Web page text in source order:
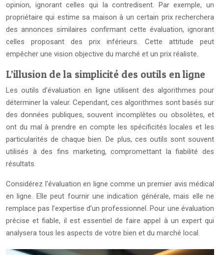
opinion, ignorant celles qui la contredisent. Par exemple, un
propriétaire qui estime sa maison à un certain prix recherchera
des annonces similaires confirmant cette évaluation, ignorant
celles proposant des prix inférieurs. Cette attitude peut
empêcher une vision objective du marché et un prix réaliste.
L’illusion de la simplicité des outils en ligne
Les outils d’évaluation en ligne utilisent des algorithmes pour
déterminer la valeur. Cependant, ces algorithmes sont basés sur
des données publiques, souvent incomplètes ou obsolètes, et
ont du mal à prendre en compte les spécificités locales et les
particularités de chaque bien. De plus, ces outils sont souvent
utilisés à des fins marketing, compromettant la fiabilité des
résultats.
Considérez l’évaluation en ligne comme un premier avis médical
en ligne. Elle peut fournir une indication générale, mais elle ne
remplace pas l’expertise d’un professionnel. Pour une évaluation
précise et fiable, il est essentiel de faire appel à un expert qui
analysera tous les aspects de votre bien et du marché local.